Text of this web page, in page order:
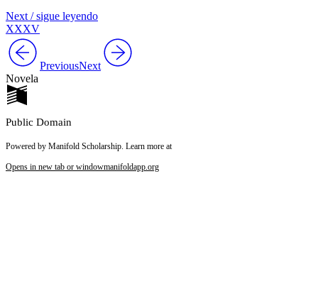
Next / sigue leyendo
XXXV
PreviousNext
Novela
Public Domain
Powered by Manifold Scholarship. Learn more at
Opens in new tab or windowmanifoldapp.org